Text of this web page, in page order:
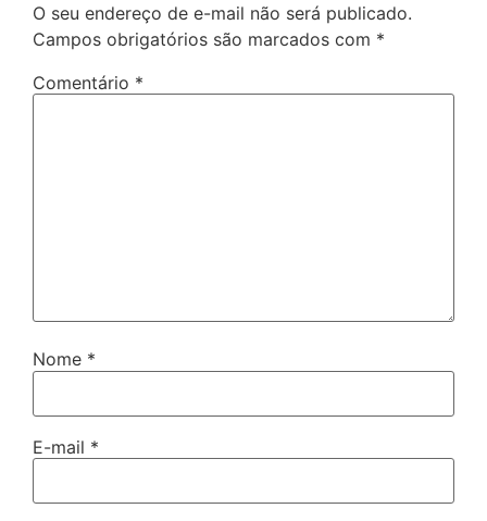
O seu endereço de e-mail não será publicado.
Campos obrigatórios são marcados com *
Comentário *
Nome *
E-mail *